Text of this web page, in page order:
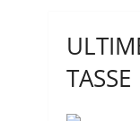
TASSE